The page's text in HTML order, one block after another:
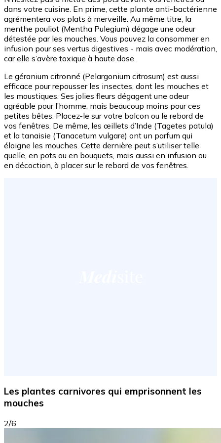
dans votre cuisine. En prime, cette plante anti-bactérienne
agrémentera vos plats à merveille. Au même titre, la
menthe pouliot (Mentha Pulegium) dégage une odeur
détestée par les mouches. Vous pouvez la consommer en
infusion pour ses vertus digestives - mais avec modération,
car elle s’avère toxique à haute dose.
Le géranium citronné (Pelargonium citrosum) est aussi
efficace pour repousser les insectes, dont les mouches et
les moustiques. Ses jolies fleurs dégagent une odeur
agréable pour l’homme, mais beaucoup moins pour ces
petites bêtes. Placez-le sur votre balcon ou le rebord de
vos fenêtres. De même, les œillets d’Inde (Tagetes patula)
et la tanaisie (Tanacetum vulgare) ont un parfum qui
éloigne les mouches. Cette dernière peut s’utiliser telle
quelle, en pots ou en bouquets, mais aussi en infusion ou
en décoction, à placer sur le rebord de vos fenêtres.
Les plantes carnivores qui emprisonnent les
mouches
2/6